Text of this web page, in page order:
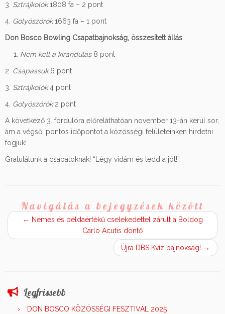
3. Sztrájkolók1808 fa – 2 pont
4. Golyószórók1663 fa – 1 pont
Don Bosco Bowling Csapatbajnokság, összesített állás
Nem kell a kirándulás8 pont
2. Csapassuk6 pont
3. Sztrájkolók4 pont
4. Golyószórók2 pont
A következő 3. fordulóra előreláthatóan november 13-án kerül sor,
ám a végső, pontos időpontot a közösségi felületeinken hirdetni
fogjuk!
Gratulálunk a csapatoknak! “Légy vidám és tedd a jót!”
Navigálás a bejegyzések között
← Nemes és példaértékű cselekedettel zárult a Boldog
Carlo Acutis döntő
Újra DBS Kvíz bajnokság! →
Legfrissebb
DON BOSCO KÖZÖSSÉGI FESZTIVÁL 2025